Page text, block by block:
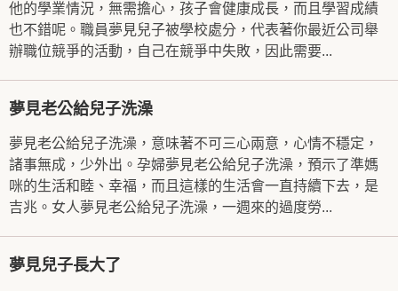
他的學業情況，無需擔心，孩子會健康成長，而且學習成績
也不錯呢。職員夢見兒子被學校處分，代表著你最近公司舉
辦職位競爭的活動，自己在競爭中失敗，因此需要...
夢見老公給兒子洗澡
夢見老公給兒子洗澡，意味著不可三心兩意，心情不穩定，
諸事無成，少外出。孕婦夢見老公給兒子洗澡，預示了準媽
咪的生活和睦、幸福，而且這樣的生活會一直持續下去，是
吉兆。女人夢見老公給兒子洗澡，一週來的過度勞...
夢見兒子長大了